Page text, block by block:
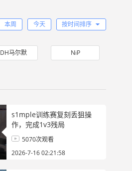
本周 今天 按时间排序
DH马尔默 NiP
s1mple训练赛复刻丢狙操
作，完成1v3残局
5070次观看
2026-7-16 02:21:58